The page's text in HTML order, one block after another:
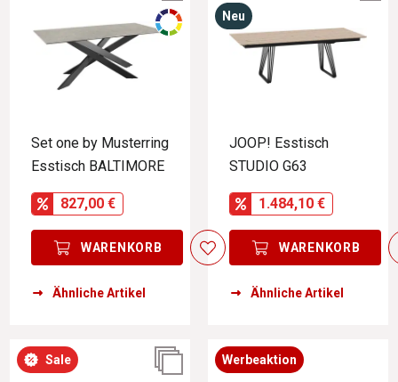
Set one by Musterring
Esstisch BALTIMORE
827,00 €
WARENKORB
Ähnliche Artikel
Neu
JOOP! Esstisch
STUDIO G63
1.484,10 €
WARENKORB
Ähnliche Artikel
Sale Werbeaktion